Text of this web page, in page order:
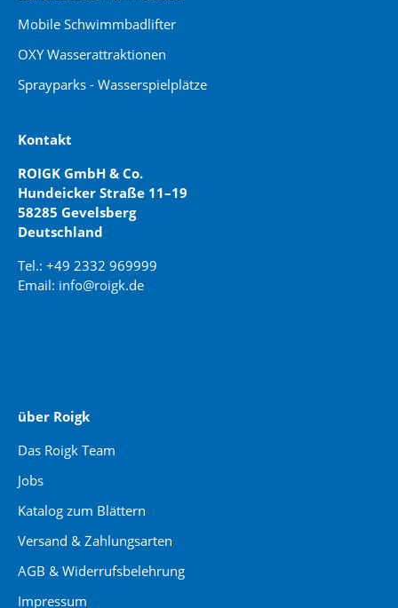
Mobile Schwimmbadlifter
OXY Wasserattraktionen
Sprayparks - Wasserspielplätze
Kontakt
ROIGK GmbH & Co.
Hundeicker Straße 11–19
58285 Gevelsberg
Deutschland
Tel.: +49 2332 969999
Email: info@roigk.de
über Roigk
Das Roigk Team
Jobs
Katalog zum Blättern
Versand & Zahlungsarten
AGB & Widerrufsbelehrung
Impressum